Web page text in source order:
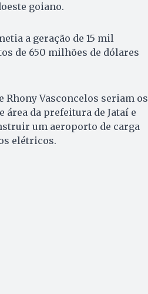
goiano.
a geração de 15 mil
de 650 milhões de dólares
Rhony Vasconcelos seriam os
área da prefeitura de Jataí e
um aeroporto de carga
elétricos.